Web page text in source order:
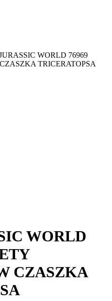
WORLD 76969
TRICERATOPSA
WORLD
CZASZKA